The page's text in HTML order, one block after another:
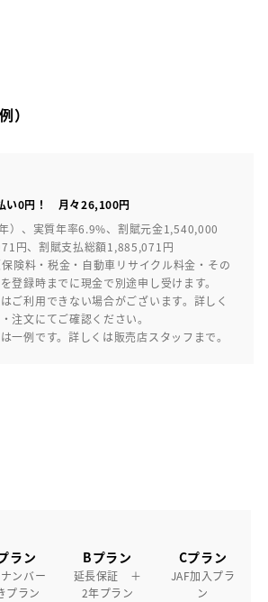
）
い0円！ 月々26,100円
）、実質年率6.9%、割賦元金1,540,000
円、割賦支払総額1,885,071円
険料・税金・自動車リサイクル料金・その
登録時までに現金で別途申し受けます。
ご利用できない場合がございます。詳しく
注文にてご確認ください。
一例です。詳しくは販売店スタッフまで。
ラン
ンバー
プラン
Bプラン
延長保証 ＋
2年プラン
Cプラン
JAF加入プラ
ン